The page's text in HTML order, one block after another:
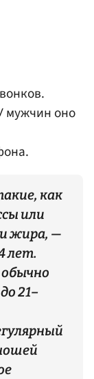
мужчин оно
как
или
жира, —
лет.
21–